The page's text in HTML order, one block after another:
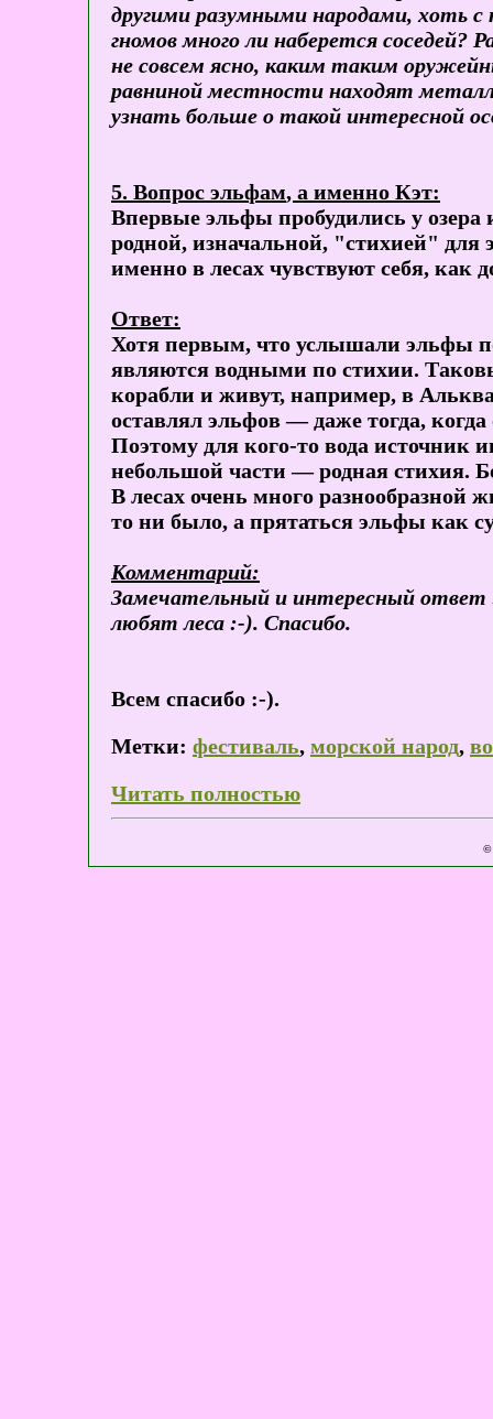
другими разумными народами, хоть
гномов много ли наберется соседей?
не совсем ясно, каким таким
равниной местности находят
узнать больше о такой интересной
5. Вопрос эльфам, а именно Кэт:
Впервые эльфы пробудились у
родной, изначальной, "стихией" для
именно в лесах чувствуют себя, как
Ответ:
Хотя первым, что услышали эльфы
являются водными по стихии.
корабли и живут, например, в
оставлял эльфов — даже тогда,
Поэтому для кого-то вода источник
небольшой части — родная стихия.
В лесах очень много разнообразной
то ни было, а прятаться эльфы как
Комментарий:
Замечательный и интересный ответ
любят леса :-). Спасибо.
Всем спасибо :-).
Метки: фестиваль, морской народ,
Читать полностью
©